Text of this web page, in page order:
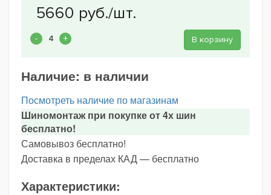
В корзину
Наличие: в наличии
Посмотреть наличие по магазинам
Шиномонтаж при покупке от 4х шин
бесплатно!
Самовывоз бесплатно!
Доставка в пределах КАД — бесплатно
Характеристики: